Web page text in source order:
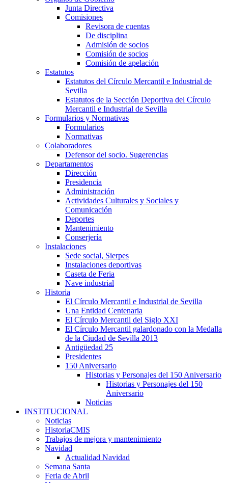
Junta Directiva
Comisiones
Revisora de cuentas
De disciplina
Admisión de socios
Comisión de socios
Comisión de apelación
Estatutos
Estatutos del Círculo Mercantil e Industrial de
Sevilla
Estatutos de la Sección Deportiva del Círculo
Mercantil e Industrial de Sevilla
Formularios y Normativas
Formularios
Normativas
Colaboradores
Defensor del socio. Sugerencias
Departamentos
Dirección
Presidencia
Administración
Actividades Culturales y Sociales y
Comunicación
Deportes
Mantenimiento
Conserjería
Instalaciones
Sede social, Sierpes
Instalaciones deportivas
Caseta de Feria
Nave industrial
Historia
El Círculo Mercantil e Industrial de Sevilla
Una Entidad Centenaria
El Círculo Mercantil del Siglo XXI
El Círculo Mercantil galardonado con la Medalla
de la Ciudad de Sevilla 2013
Antigüedad 25
Presidentes
150 Aniversario
Historias y Personajes del 150 Aniversario
Historias y Personajes del 150
Aniversario
Noticias
INSTITUCIONAL
Noticias
HistoriaCMIS
Trabajos de mejora y mantenimiento
Navidad
Actualidad Navidad
Semana Santa
Feria de Abril